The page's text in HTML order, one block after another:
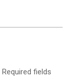
Required fields